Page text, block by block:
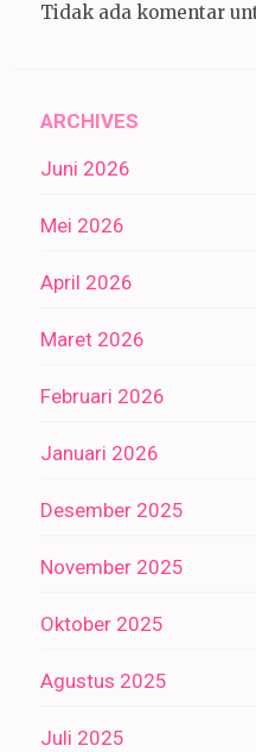
Tidak ada komentar
ARCHIVES
Juni 2026
Mei 2026
April 2026
Maret 2026
Februari 2026
Januari 2026
Desember 2025
November 2025
Oktober 2025
Agustus 2025
Juli 2025